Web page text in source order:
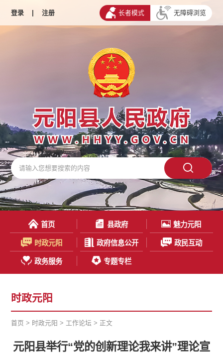
登录 | 注册 长者模式 无障碍浏览
首页 县政府 魅力元阳
时政元阳 政府信息公开 政民互动
政务服务 专题专栏
时政元阳
首页 > 时政元阳 > 工作论坛 > 正文
元阳县举行“党的创新理论我来讲”理论宣